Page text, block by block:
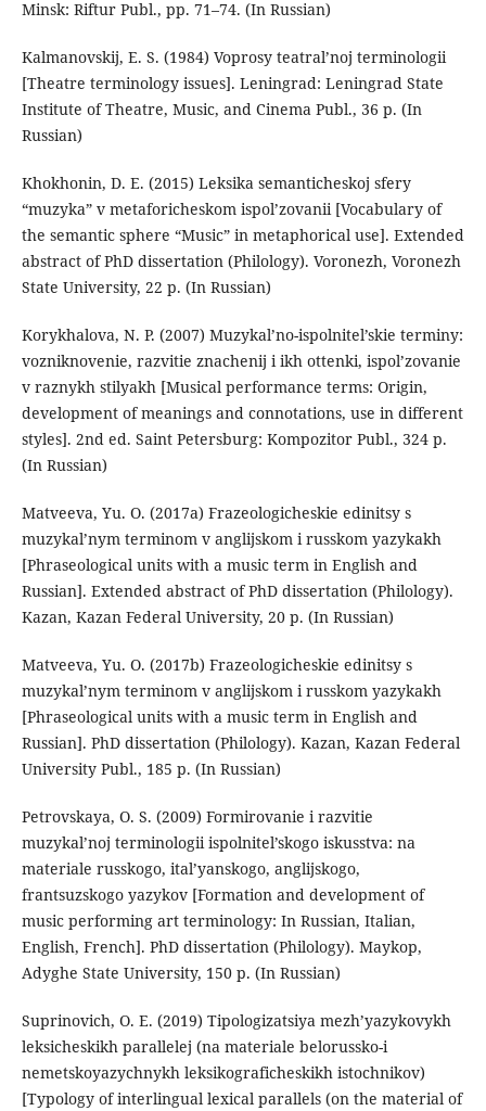
Minsk: Riftur Publ., pp. 71–74. (In Russian)
Kalmanovskij, E. S. (1984) Voprosy teatral’noj terminologii
[Theatre terminology issues]. Leningrad: Leningrad State
Institute of Theatre, Music, and Cinema Publ., 36 p. (In
Russian)
Khokhonin, D. E. (2015) Leksika semanticheskoj sfery
“muzyka” v metaforicheskom ispol’zovanii [Vocabulary of
the semantic sphere “Music” in metaphorical use]. Extended
abstract of PhD dissertation (Philology). Voronezh, Voronezh
State University, 22 p. (In Russian)
Korykhalova, N. P. (2007) Muzykal’no-ispolnitel’skie terminy:
vozniknovenie, razvitie znachenij i ikh ottenki, ispol’zovanie
v raznykh stilyakh [Musical performance terms: Origin,
development of meanings and connotations, use in different
styles]. 2nd ed. Saint Petersburg: Kompozitor Publ., 324 p.
(In Russian)
Matveeva, Yu. O. (2017a) Frazeologicheskie edinitsy s
muzykal’nym terminom v anglijskom i russkom yazykakh
[Phraseological units with a music term in English and
Russian]. Extended abstract of PhD dissertation (Philology).
Kazan, Kazan Federal University, 20 p. (In Russian)
Matveeva, Yu. O. (2017b) Frazeologicheskie edinitsy s
muzykal’nym terminom v anglijskom i russkom yazykakh
[Phraseological units with a music term in English and
Russian]. PhD dissertation (Philology). Kazan, Kazan Federal
University Publ., 185 p. (In Russian)
Petrovskaya, O. S. (2009) Formirovanie i razvitie
muzykal’noj terminologii ispolnitel’skogo iskusstva: na
materiale russkogo, ital’yanskogo, anglijskogo,
frantsuzskogo yazykov [Formation and development of
music performing art terminology: In Russian, Italian,
English, French]. PhD dissertation (Philology). Maykop,
Adyghe State University, 150 p. (In Russian)
Suprinovich, O. E. (2019) Tipologizatsiya mezh’yazykovykh
leksicheskikh parallelej (na materiale belorussko-i
nemetskoyazychnykh leksikograficheskikh istochnikov)
[Typology of interlingual lexical parallels (on the material of